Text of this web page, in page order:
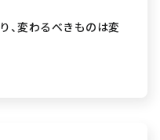
、変わるべきものは変